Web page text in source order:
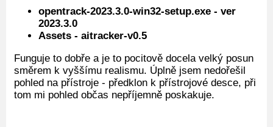
opentrack-2023.3.0-win32-setup.exe - ver
2023.3.0
Assets - aitracker-v0.5
Funguje to dobře a je to pocitově docela velký posun
směrem k vyššímu realismu. Úplně jsem nedořešil
pohled na přístroje - předklon k přístrojové desce, při
tom mi pohled občas nepříjemně poskakuje.